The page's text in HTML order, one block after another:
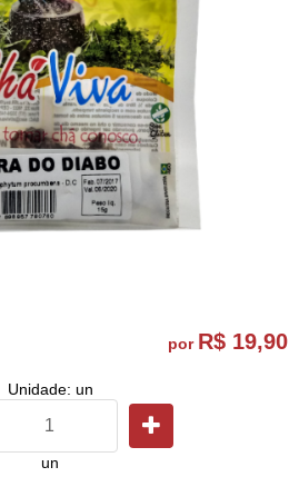
por R$ 19,90
Unidade: un
un